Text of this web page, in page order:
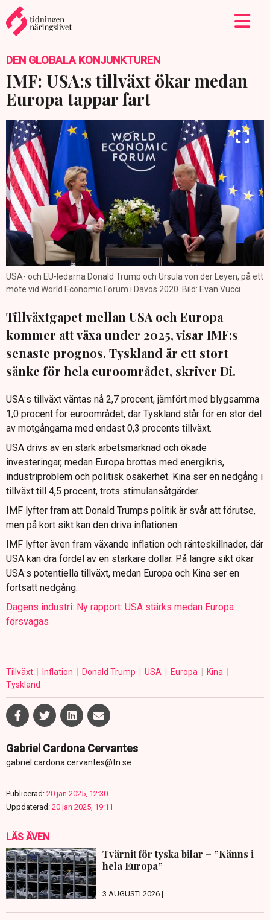
DEN GLOBALA KONJUNKTUREN
IMF: USA:s tillväxt ökar medan
Europa tappar fart
USA- och EU-ledarna Donald Trump och Ursula von der Leyen, på ett
möte vid World Economic Forum i Davos 2020. Bild: Evan Vucci
Tillväxtgapet mellan USA och Europa
kommer att växa under 2025, visar IMF:s
senaste prognos. Tyskland är ett stort
sänke för hela euroområdet, skriver Di.
USA:s tillväxt väntas nå 2,7 procent, jämfört med blygsamma
1,0 procent för euroområdet, där Tyskland står för en stor del
av motgångarna med endast 0,3 procents tillväxt.
USA drivs av en stark arbetsmarknad och ökade
investeringar, medan Europa brottas med energikris,
industriproblem och politisk osäkerhet. Kina ser en nedgång i
tillväxt till 4,5 procent, trots stimulansåtgärder.
IMF lyfter fram att Donald Trumps politik är svår att förutse,
men på kort sikt kan den driva inflationen.
IMF lyfter även fram växande inflation och ränteskillnader, där
USA kan dra fördel av en starkare dollar. På längre sikt ökar
USA:s potentiella tillväxt, medan Europa och Kina ser en
fortsatt nedgång.
Dagens industri: Ny rapport: USA stärks medan Europa
försvagas
Tillväxt Inflation Donald Trump USA Europa
Kina
Tyskland
Gabriel Cardona Cervantes
gabriel.cardona.cervantes@tn.se
Publicerad: 20 jan 2025, 12:30
Uppdaterad: 20 jan 2025, 19:11
LÄS ÄVEN
Tvärnit för tyska bilar – ”Känns i
hela Europa”
3 AUGUSTI 2026 |